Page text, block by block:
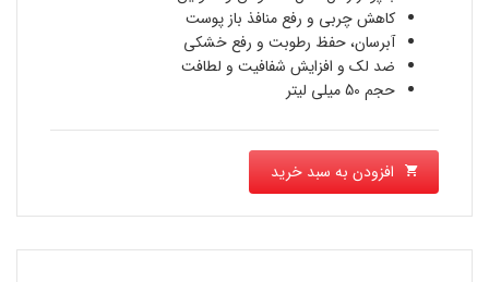
1,380,000 تومان
است.
کاهش چربی و رفع منافذ باز پوست
آبرسان، حفظ رطوبت و رفع خشکی
ضد لک و افزایش شفافیت و لطافت
حجم 50 میلی لیتر
افزودن به سبد خرید